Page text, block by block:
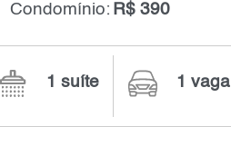
Condomínio: R$ 390
1 suíte 1 vaga